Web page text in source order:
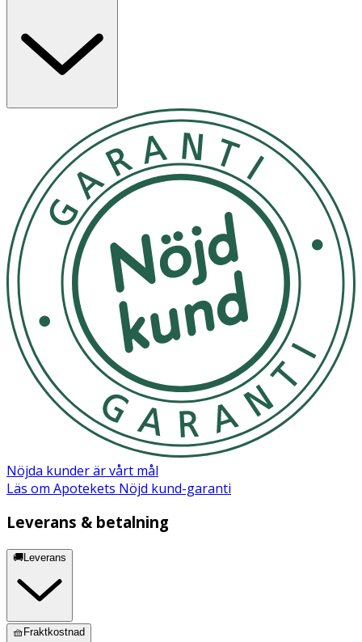
Nöjda kunder är vårt mål
Läs om Apotekets Nöjd kund-garanti
Leverans & betalning
🚚Leverans
🧺Fraktkostnad